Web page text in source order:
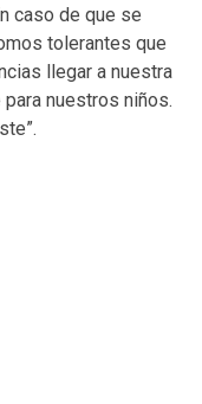
caso de que se
tolerantes que
llegar a nuestra
nuestros niños.